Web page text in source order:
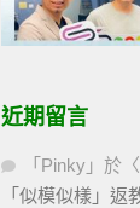
近期留言
「 Pinky 」於〈
「似模似樣」返